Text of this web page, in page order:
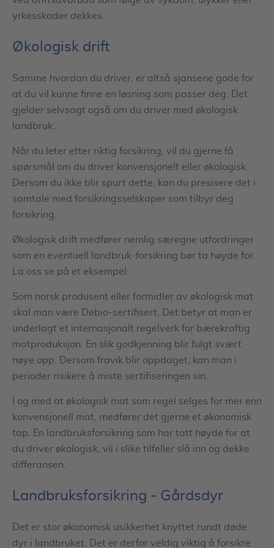
yrkesskader dekkes.
Økologisk drift
Samme hvordan du driver, er altså sjansene gode for
at du vil kunne finne en løsning som passer deg. Det
gjelder selvsagt også om du driver med økologisk
landbruk.
Når du leter etter riktig forsikring, vil du gjerne få
spørsmål om du driver konvensjonelt eller økologisk.
Dersom du ikke blir spurt dette, kan du presisere det i
samtale med forsikringsselskaper som tilbyr deg
forsikring.
Økologisk drift medfører nemlig særegne utfordringer
som en eventuell landbruk-forsikring bør ta høyde for.
La oss se på et eksempel:
Som norsk produsent eller formidler av økologisk mat
skal man være Debio-sertifisert. Det betyr at man er
underlagt et internasjonalt regelverk for bærekraftig
matproduksjon. En slik godkjenning blir fulgt svært
nøye opp. Dersom fravik blir oppdaget, kan man i
perioder risikere å miste sertifiseringen sin.
I og med at økologisk mat som regel selges for mer enn
konvensjonell mat, medfører det gjerne et økonomisk
tap. En landbruksforsikring som har tatt høyde for at
du driver økologisk, vil i slike tilfeller slå inn og dekke
differansen.
Landbruksforsikring - Gårdsdyr
Det er stor økonomisk usikkerhet knyttet rundt døde
dyr i landbruket. Det er derfor veldig viktig å forsikre